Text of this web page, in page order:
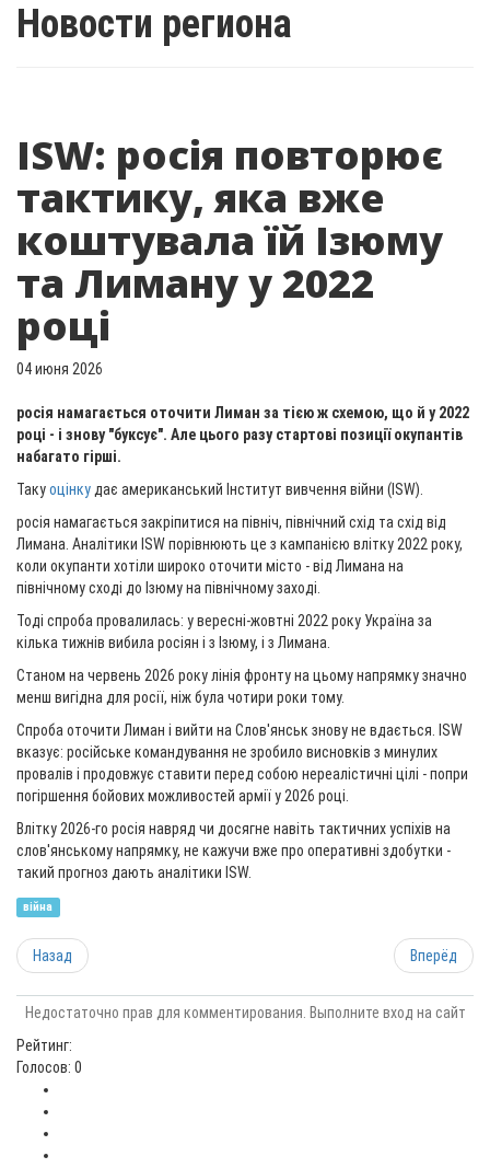
Новости региона
ISW: росія повторює
тактику, яка вже
коштувала їй Ізюму
та Лиману у 2022
році
04 июня 2026
росія намагається оточити Лиман за тією ж схемою, що й у 2022
році - і знову "буксує". Але цього разу стартові позиції окупантів
набагато гірші.
Такуоцінку дає американський Інститут вивчення війни (ISW).
росія намагається закріпитися на північ, північний схід та схід від
Лимана. Аналітики ISW порівнюють це з кампанією влітку 2022 року,
коли окупанти хотіли широко оточити місто - від Лимана на
північному сході до Ізюму на північному заході.
Тоді спроба провалилась: у вересні-жовтні 2022 року Україна за
кілька тижнів вибила росіян і з Ізюму, і з Лимана.
Станом на червень 2026 року лінія фронту на цьому напрямку значно
менш вигідна для росії, ніж була чотири роки тому.
Спроба оточити Лиман і вийти на Слов'янськ знову не вдається. ISW
вказує: російське командування не зробило висновків з минулих
провалів і продовжує ставити перед собою нереалістичні цілі - попри
погіршення бойових можливостей армії у 2026 році.
Влітку 2026-го росія навряд чи досягне навіть тактичних успіхів на
слов'янському напрямку, не кажучи вже про оперативні здобутки -
такий прогноз дають аналітики ISW.
війна
Назад Вперёд
Недостаточно прав для комментирования. Выполните вход на сайт
Рейтинг:
Голосов: 0